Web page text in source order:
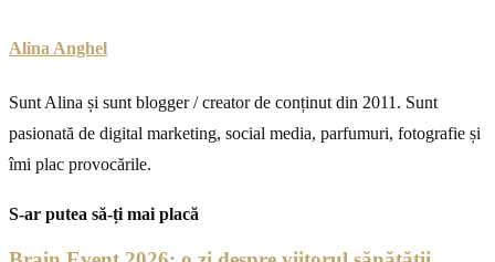
Alina Anghel
Sunt Alina și sunt blogger / creator de conținut din 2011. Sunt
pasionată de digital marketing, social media, parfumuri, fotografie și
îmi plac provocările.
S-ar putea să-ți mai placă